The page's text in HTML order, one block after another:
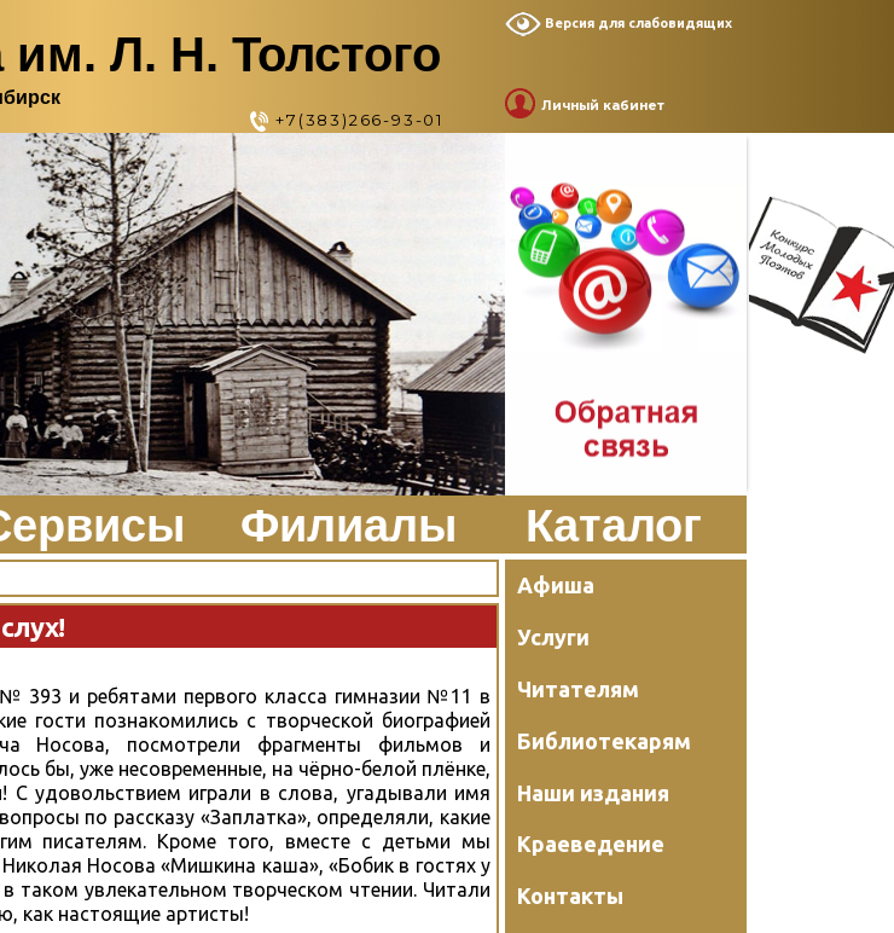
им. Л. Н. Толстого
+7(383)266-93-01
Версия для слабовидящих
Личный кабинет
Филиалы Каталог
393 и ребятами первого класса гимназии №11 в
гости познакомились с творческой биографией
Носова, посмотрели фрагменты фильмов и
бы, уже несовременные, на чёрно-белой плёнке,
С удовольствием играли в слова, угадывали имя
по рассказу «Заплатка», определяли, какие
писателям. Кроме того, вместе с детьми мы
Носова «Мишкина каша», «Бобик в гостях у
таком увлекательном творческом чтении. Читали
как настоящие артисты!
Афиша
Услуги
Читателям
Библиотекарям
Наши издания
Краеведение
Контакты